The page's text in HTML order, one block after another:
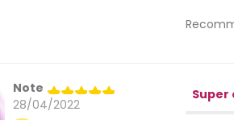
Note
28/04/2022